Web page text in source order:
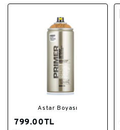
Astar Boyası
799.00TL